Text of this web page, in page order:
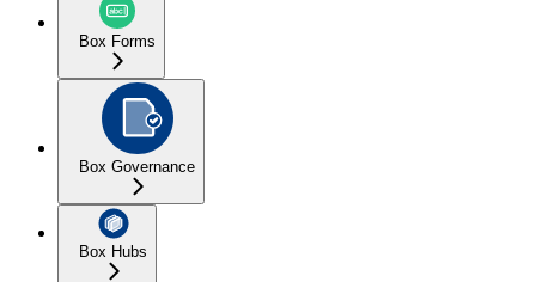
Box Forms
Box Governance
Box Hubs